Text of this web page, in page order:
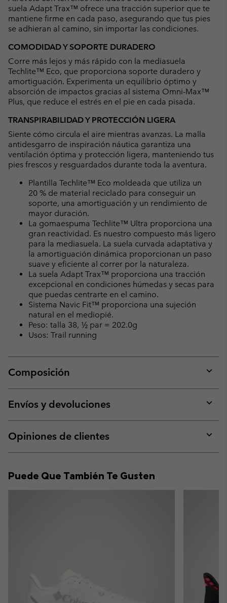
suela Adapt Trax™ ofrece una tracción superior que te
mantiene firme en cada paso, asegurando que tus pies
se adhieran al camino, sin importar las condiciones.
COMODIDAD Y SOPORTE DURADERO
Corre más lejos y más rápido con la mediasuela
Techlite™ Eco, que proporciona soporte duradero y
amortiguación. Experimenta un equilibrio óptimo y
absorción de impactos gracias al sistema Omni-Max™
Plus, que reduce el estrés en el pie en cada pisada.
TRANSPIRABILIDAD Y PROTECCIÓN LIGERA
Siente cómo circula el aire mientras avanzas. La malla
antidesgarro de inspiración náutica garantiza una
ventilación óptima y protección ligera, manteniendo tus
pies frescos y resguardados durante toda la aventura.
Plantilla Techlite™ Eco moldeada que utiliza un
20 % de material reciclado para conseguir un
soporte, una amortiguación y un rendimiento de
mayor duración.
La gomaespuma Techlite™ Ultra proporciona una
gran reactividad. Es nuestro compuesto más ligero
para la mediasuela. La suela curvada adaptativa y
la amortiguación dinámica proporcionan un paso
suave y eficiente al correr por la naturaleza.
La suela Adapt Trax™ proporciona una tracción
excepcional en condiciones húmedas y secas para
que puedas centrarte en el camino.
Sistema Navic Fit™ proporciona una sujeción
natural en el mediopié.
Peso: talla 38, ½ par = 202.0g
Usos: Trail running
Composición
or
Envíos y devoluciones
or
Opiniones de clientes
or
Puede Que También Te Gusten